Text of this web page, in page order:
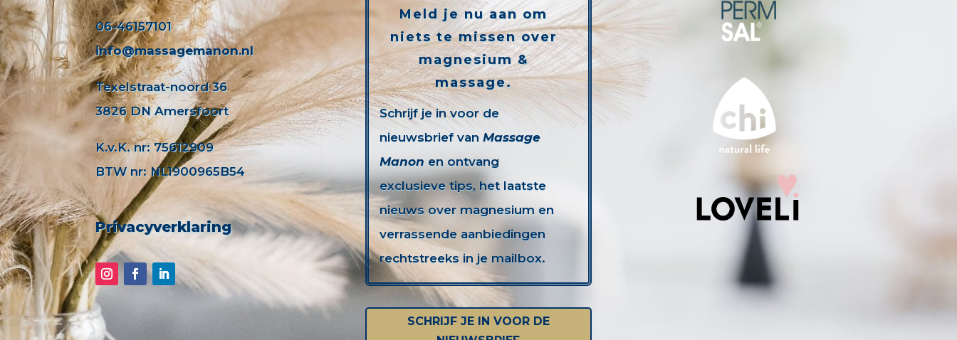
06-46157101
info@massagemanon.nl
Texelstraat-noord 36
3826 DN Amersfoort
K.v.K. nr: 75612909
BTW nr: NL1900965B54
Privacyverklaring
Meld je nu aan om
niets te missen over
magnesium &
massage.
Schrijf je in voor de
nieuwsbrief van Massage
Manon en ontvang
exclusieve tips, het laatste
nieuws over magnesium en
verrassende aanbiedingen
rechtstreeks in je mailbox.
SCHRIJF JE IN VOOR DE